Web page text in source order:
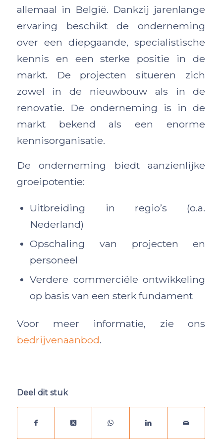
allemaal in België. Dankzij jarenlange
ervaring beschikt de onderneming
over een diepgaande, specialistische
kennis en een sterke positie in de
markt. De projecten situeren zich
zowel in de nieuwbouw als in de
renovatie. De onderneming is in de
markt bekend als een enorme
kennisorganisatie.
De onderneming biedt aanzienlijke
groeipotentie:
Uitbreiding in regio’s (o.a.
Nederland)
Opschaling van projecten en
personeel
Verdere commerciële ontwikkeling
op basis van een sterk fundament
Voor meer informatie, zie ons
bedrijvenaanbod.
Deel dit stuk